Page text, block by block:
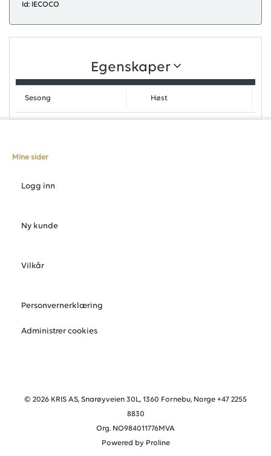
Id: IECOCO
Egenskaper
Sesong Høst
Mine sider
Logg inn
Ny kunde
Vilkår
Personvernerklæring
Administrer cookies
© 2026 KRIS AS, Snarøyveien 30L, 1360 Fornebu, Norge +47 2255
8830
Org. NO984011776MVA
Powered by Proline